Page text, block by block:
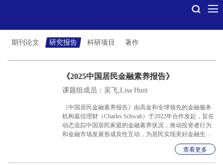
期刊论文 研究报告 科研项目 著作
《2025中国居民金融素养报告》
课题组成员：吴飞,Lisa Hunt
《中国居民金融素养报告》由高金和全球领先的金融服务
机构嘉信理财（Charles Schwab）于2022年合作发起，旨在
动态追踪中国居民家庭的金融素养状况，推动投资者行为
和金融市场发展形成良性互动，为居民实现美好金融生活
打下坚实基础。今年的报告一方面延续了过往的研究框
架，进一步探究居民金融素养水平在不同年龄、学历、长
期意识和投资参与程度的人群中呈现出的差异性，同时新
查看更多